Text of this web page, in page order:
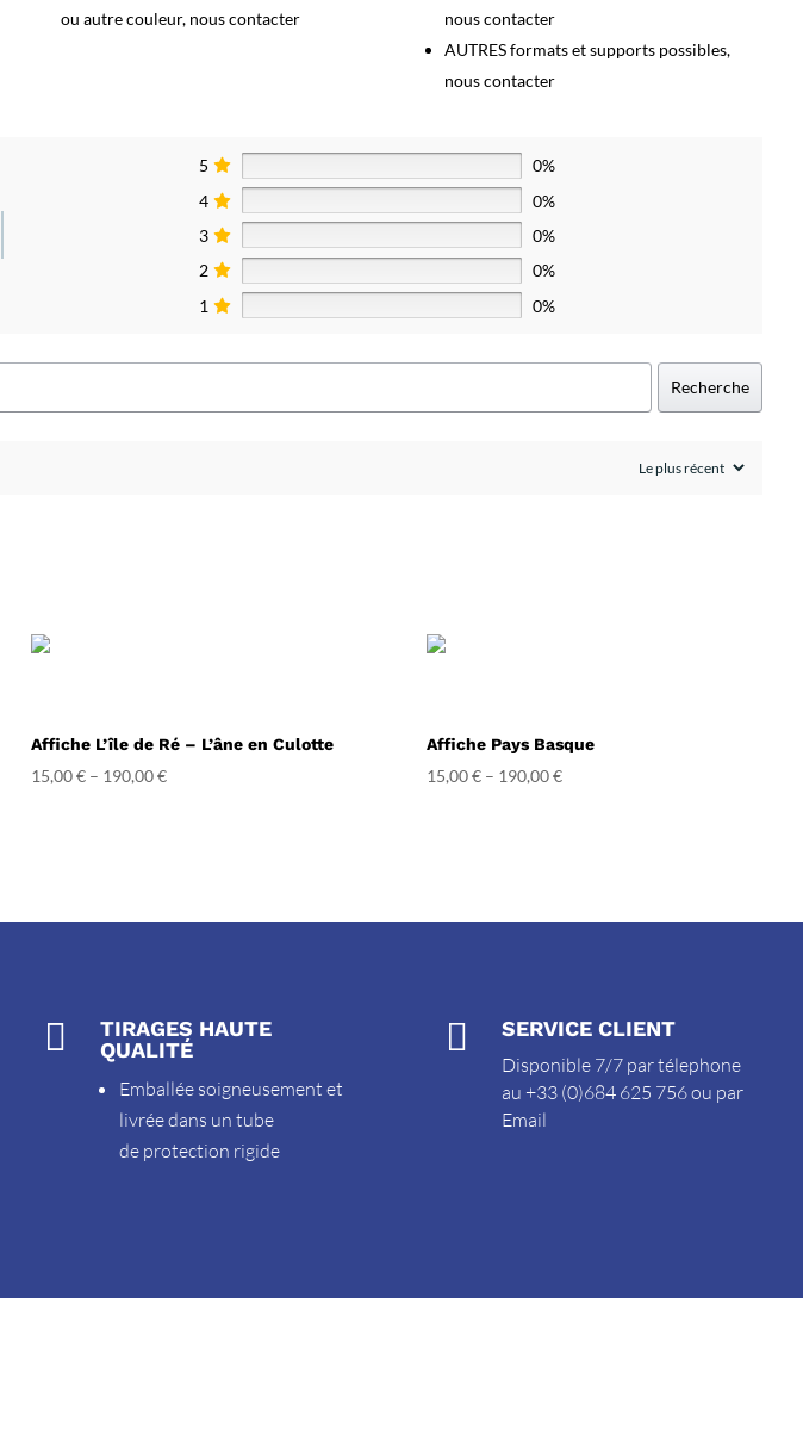
ou autre couleur, nous contacter
nous contacter
AUTRES formats et supports possibles,
nous contacter
5
0%
4
0%
3
0%
2
0%
1
0%
Recherche
Affiche L’île de Ré – L’âne en Culotte
15,00€ – 190,00€
Affiche Pays Basque
15,00€– 190,00€

TIRAGES HAUTE
QUALITÉ
Emballée soigneusement et
livrée dans un tube
de protection rigide
 SERVICE CLIENT
Disponible 7/7 par télephone
au +33 (0)684 625 756 ou par
Email